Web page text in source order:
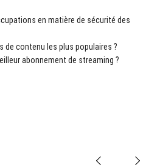
en matière de sécurité des
de contenu les plus populaires ?
abonnement de streaming ?